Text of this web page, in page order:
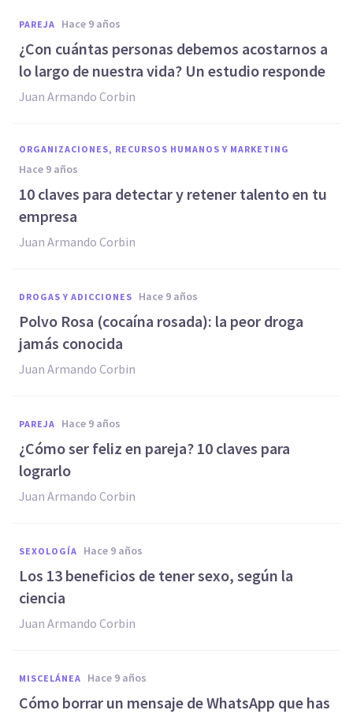
PAREJA hace 9 años
​¿Con cuántas personas debemos acostarnos a
lo largo de nuestra vida? Un estudio responde
Juan Armando Corbin
ORGANIZACIONES, RECURSOS HUMANOS Y MARKETING
hace 9 años
10 claves para detectar y retener talento en tu
empresa
Juan Armando Corbin
DROGAS Y ADICCIONES hace 9 años
Polvo Rosa (cocaína rosada): la peor droga
jamás conocida
Juan Armando Corbin
PAREJA hace 9 años
¿Cómo ser feliz en pareja? 10 claves para
lograrlo
Juan Armando Corbin
SEXOLOGÍA hace 9 años
Los 13 beneficios de tener sexo, según la
ciencia
Juan Armando Corbin
MISCELÁNEA hace 9 años
Cómo borrar un mensaje de WhatsApp que has